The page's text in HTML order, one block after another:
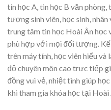
tin học A, tin học B văn phòng,
tượng sinh viên, học sinh,
trung tâm tin học Hoài Ân học
phù hợp với mọi đối tượng.
trên máy tính, học viên hiểu
độ chuyên môn cao trực tiếp
đồng vui vẻ, nhiệt tình giúp
khi tham gia khóa học tại Hoài